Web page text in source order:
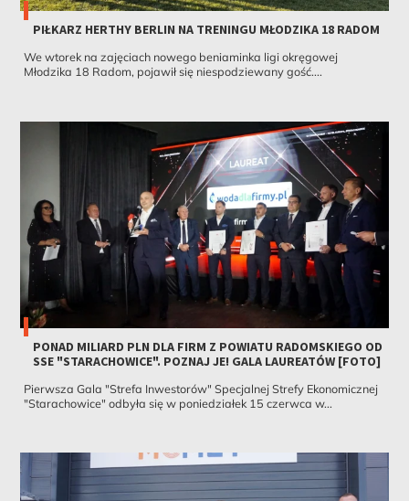
PIŁKARZ HERTHY BERLIN NA TRENINGU MŁODZIKA 18 RADOM
We wtorek na zajęciach nowego beniaminka ligi okręgowej
Młodzika 18 Radom, pojawił się niespodziewany gość....
PONAD MILIARD PLN DLA FIRM Z POWIATU RADOMSKIEGO OD
SSE "STARACHOWICE". POZNAJ JE! GALA LAUREATÓW [FOTO]
Pierwsza Gala "Strefa Inwestorów" Specjalnej Strefy Ekonomicznej
"Starachowice" odbyła się w poniedziałek 15 czerwca w...